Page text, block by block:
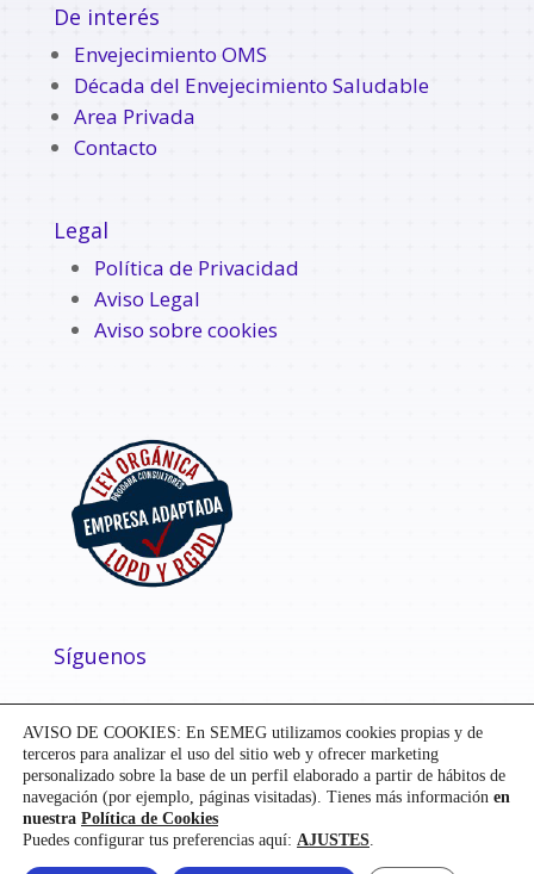
De interés
Envejecimiento OMS
Década del Envejecimiento Saludable
Area Privada
Contacto
Legal
Política de Privacidad
Aviso Legal
Aviso sobre cookies
Síguenos
AVISO DE COOKIES: En SEMEG utilizamos cookies propias y de
terceros para analizar el uso del sitio web y ofrecer marketing
personalizado sobre la base de un perfil elaborado a partir de hábitos de
navegación (por ejemplo, páginas visitadas). Tienes más información en
nuestra Política de Cookies
Puedes configurar tus preferencias aquí: AJUSTES.